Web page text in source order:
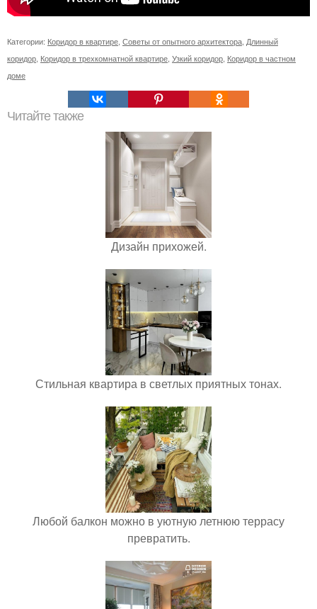
Категории: Коридор в квартире Советы от опытного архитектора Длинный
коридор Коридор в трехкомнатной квартире Узкий коридор Коридор в частном
доме
Читайте также
Дизайн прихожей.
Стильная квартира в светлых приятных тонах.
Любой балкон можно в уютную летнюю террасу
превратить.